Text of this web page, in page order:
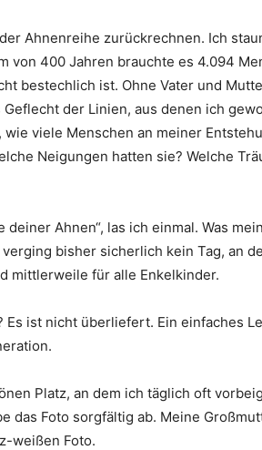
Ahnenreihe zurückrechnen. Ich
von 400 Jahren brauchte es 4.094
bestechlich ist. Ohne Vater und
der Linien, aus denen ich
viele Menschen an meiner
Neigungen hatten sie? Welche
Ahnen“, las ich einmal. Was
bisher sicherlich kein Tag, an
mittlerweile für alle Enkelkinder.
Es ist nicht überliefert. Ein einfaches
Platz, an dem ich täglich oft
das Foto sorgfältig ab. Meine
weißen Foto.